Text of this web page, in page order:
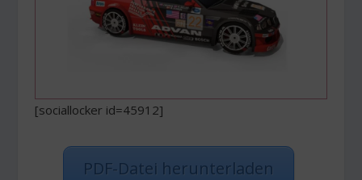
[sociallocker id=45912]
PDF-Datei herunterladen